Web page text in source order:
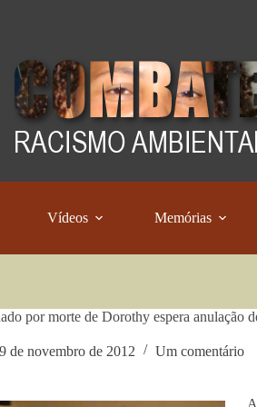
Vídeos Memórias
por morte de Dorothy espera anulação
de novembro de 2012 Um comentário